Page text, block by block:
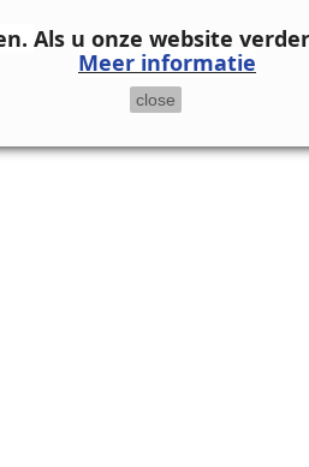
Als u onze website
Meer informatie
close